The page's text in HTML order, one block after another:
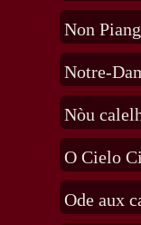
Non
Notre-
Nòu
O Cielo
Ode aux